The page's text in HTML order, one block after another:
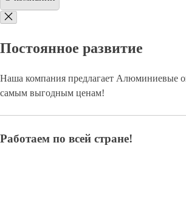
Постоянное развитие
Наша компания предлагает Алюминиевые
самым выгодным ценам!
Работаем по всей стране!